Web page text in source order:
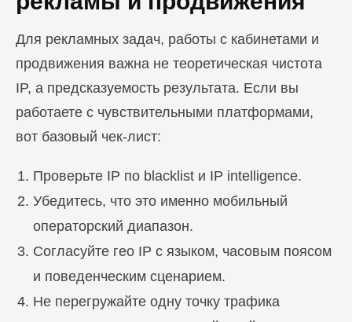
Для рекламных задач, работы с кабинетами и
продвижения важна не теоретическая чистота
IP, а предсказуемость результата. Если вы
работаете с чувствительными платформами,
вот базовый чек-лист:
Проверьте IP по blacklist и IP intelligence.
Убедитесь, что это именно мобильный
операторский диапазон.
Согласуйте гео IP с языком, часовым поясом
и поведенческим сценарием.
Не перегружайте одну точку трафика
Похожиестатьи
ПЕРЕЙТИ В БЛОГ